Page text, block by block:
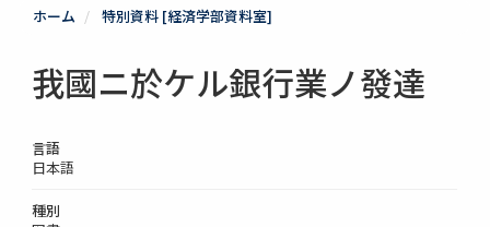
ホーム 特別資料 [経済学部資料室]
我國ニ於ケル銀行業ノ發達
言語
日本語
種別